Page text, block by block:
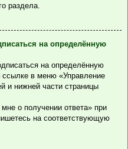
раздела.
на определённую
на определённую
в меню «Управление
и нижней части страницы
о получении ответа» при
на соответствующую